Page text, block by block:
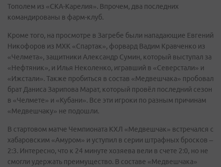
Тополем из «СКА-Карелия». Впрочем, два последних
командированы в фарм-клуб.
Кроме того, на просмотре в Загребе были нападающие Евгений
Никофоров из МХК «Спартак», форвард Вадим Кравченко из
«Челмета», защитники Александр Сумин, который выступал за
«Нефтяник», и Илья Неколенко, игравший в «Северстали» и
«Ижстали». Также пробиться в состав «Медвешчака» пробовал
брат Даниса Зарипова Марат, который провёл последний сезон
в «Челмете» и «Кубани». Все эти игроки по разным причинам
«Медвешчаку» не подошли.
В стартовом матче Чемпионата КХЛ «Медвешчак» встречался с
хабаровским «Амуром» и уступил в серии штрафных бросков –
2:3. Интересно, что к 24 минуте хозяева вели в счете 2:0, но не
смогли удержать преимущество. В составе «Медвешчака»